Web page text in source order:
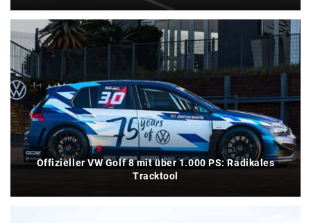
Offizieller VW Golf 8 mit über 1.000 PS: Radikales
Tracktool